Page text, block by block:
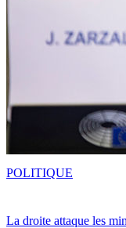
La droite attaque les
POLITIQUE